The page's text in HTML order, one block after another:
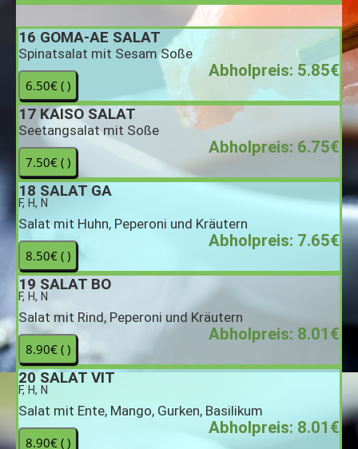
16 GOMA-AE SALAT
Spinatsalat mit Sesam Soße
Abholpreis: 5.85€
17 KAISO SALAT
Seetangsalat mit Soße
Abholpreis: 6.75€
18 SALAT GA
F, H, N
Salat mit Huhn, Peperoni und Kräutern
Abholpreis: 7.65€
19 SALAT BO
F, H, N
Salat mit Rind, Peperoni und Kräutern
Abholpreis: 8.01€
20SALAT VIT
F, H, N
Salat mit Ente, Mango, Gurken, Basilikum
Abholpreis: 8.01€